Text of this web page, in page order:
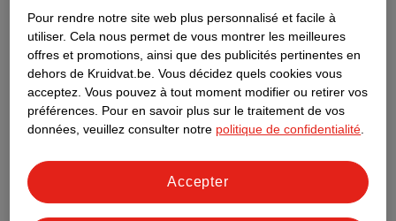
Pour rendre notre site web plus personnalisé et facile à
utiliser. Cela nous permet de vous montrer les meilleures
offres et promotions, ainsi que des publicités pertinentes en
dehors de Kruidvat.be. Vous décidez quels cookies vous
acceptez. Vous pouvez à tout moment modifier ou retirer vos
préférences. Pour en savoir plus sur le traitement de vos
données, veuillez consulter notre politique de confidentialité
Accepter